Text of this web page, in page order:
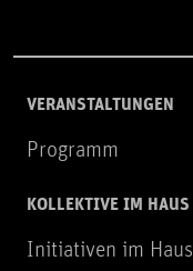
VERANSTALTUNGEN
Programm
KOLLEKTIVE IM HAUS
Initiativen im Haus